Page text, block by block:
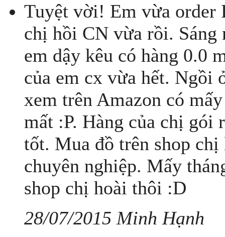
Tuyệt vời! Em vừa order
chị hồi CN vừa rồi. Sáng
em dậy kêu có hàng 0.0
của em cx vừa hết. Ngồi
xem trên Amazon có
mất :P. Hàng của chị gói
tốt. Mua đồ trên shop
chuyên nghiệp. Mấy
shop chị hoài thôi :D
28/07/2015 Minh Hạnh